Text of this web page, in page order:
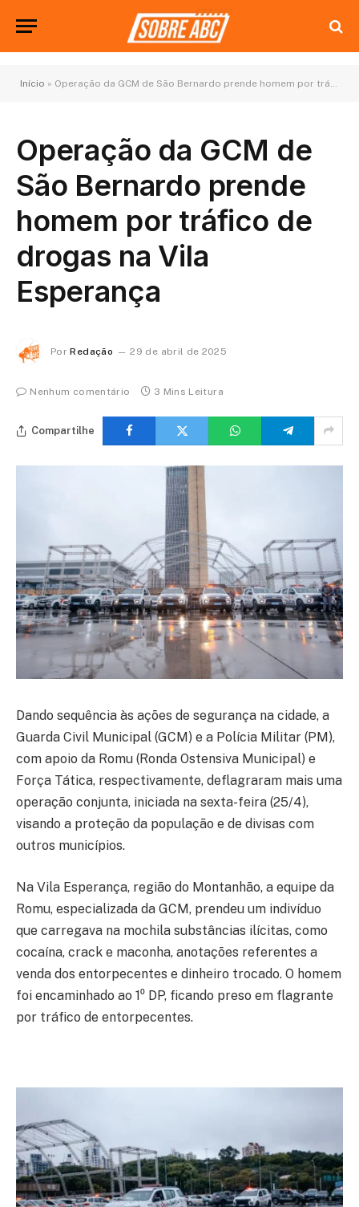
Início » Operação da GCM de São Bernardo prende homem por tráfico de drogas na Vila Esperança
Operação da GCM de
São Bernardo prende
homem por tráfico de
drogas na Vila
Esperança
Por Redação 29 de abril de 2025
Nenhum comentário 3 Mins Leitura
Compartilhe
Dando sequência às ações de segurança na cidade, a
Guarda Civil Municipal (GCM) e a Polícia Militar (PM),
com apoio da Romu (Ronda Ostensiva Municipal) e
Força Tática, respectivamente, deflagraram mais uma
operação conjunta, iniciada na sexta-feira (25/4),
visando a proteção da população e de divisas com
outros municípios.
Na Vila Esperança, região do Montanhão, a equipe da
Romu, especializada da GCM, prendeu um indivíduo
que carregava na mochila substâncias ilícitas, como
cocaína, crack e maconha, anotações referentes a
venda dos entorpecentes e dinheiro trocado. O homem
foi encaminhado ao 1⁰ DP, ficando preso em flagrante
por tráfico de entorpecentes.